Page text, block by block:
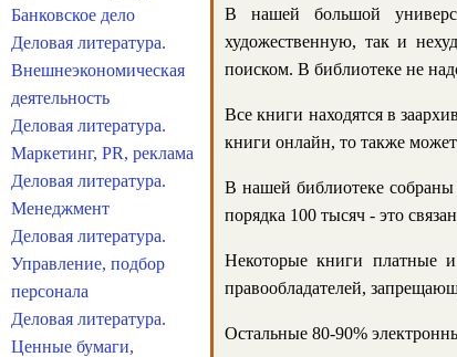
В нашей большой
художественную, так и
поиском. В библиотеке не
Все книги находятся в
книги онлайн, то также
В нашей библиотеке собраны
порядка 100 тысяч - это
Некоторые книги платные
правообладателей,
Остальные 80-90%
Банковское дело
Деловая литература.
Внешнеэкономическая
деятельность
Деловая литература.
Маркетинг, PR, реклама
Деловая литература.
Менеджмент
Деловая литература.
Управление, подбор
персонала
Деловая литература.
Ценные бумаги,